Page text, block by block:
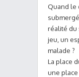
Quand le
réalité du
jeu, un
malade ?
La place
une